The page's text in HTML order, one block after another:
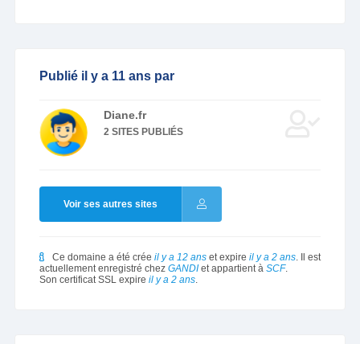
Publié il y a 11 ans par
Diane.fr
2 SITES PUBLIÉS
Voir ses autres sites
Ce domaine a été crée il y a 12 anset expire il y a 2 ans. Il est
actuellement enregistré chez GANDIet appartient à SCF.
Son certificat SSL expire il y a 2 ans.